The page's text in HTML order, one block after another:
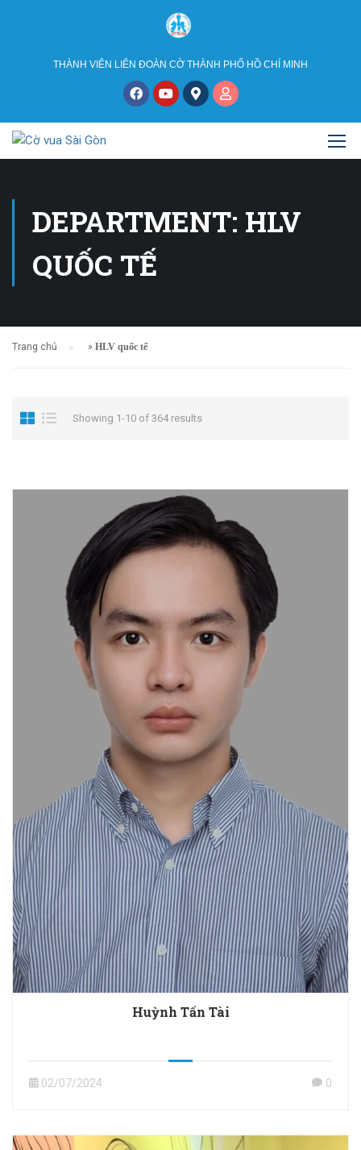
THÀNH VIÊN LIÊN ĐOÀN CỜ THÀNH PHỐ HỒ CHÍ MINH
DEPARTMENT: HLV
QUỐC TẾ
Trang chủ » HLV quốc tế
Showing 1-10 of 364 results
Huỳnh Tấn Tài
02/07/2024 0